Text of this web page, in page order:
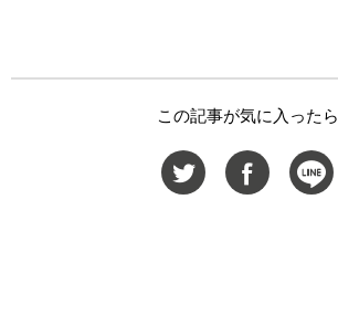
この記事が気に入ったら